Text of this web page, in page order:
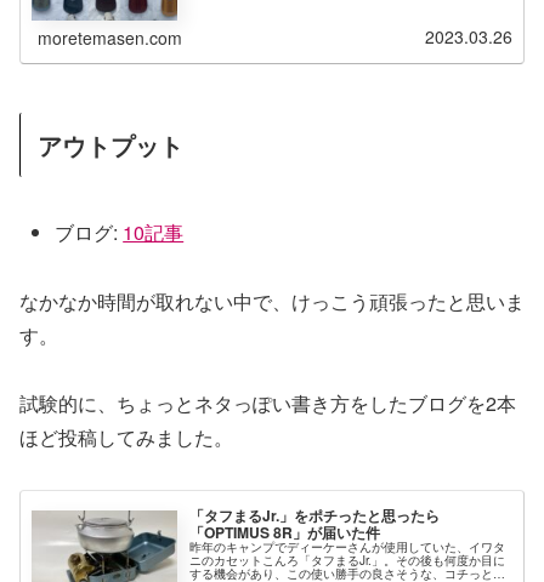
moretemasen.com 2023.03.26
アウトプット
ブログ: 10記事
なかなか時間が取れない中で、けっこう頑張ったと思いま
す。
試験的に、ちょっとネタっぽい書き方をしたブログを2本
ほど投稿してみました。
「タフまるJr.」をポチったと思ったら
「OPTIMUS 8R」が届いた件
昨年のキャンプでディーケーさんが使用していた、イワタ
ニのカセットこんろ「タフまるJr.」。その後も何度か目に
する機会があり、この使い勝手の良さそうな、コチっとし